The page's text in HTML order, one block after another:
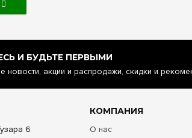
И БУДЬТЕ ПЕРВЫМИ
новости, акции и распродажи, скидки и
6
КОМПАНИЯ
О нас